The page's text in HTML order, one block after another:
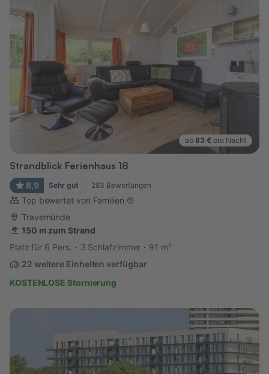
ab 83 € pro Nacht
Strandblick Ferienhaus 18
8,9 Sehr gut 283 Bewertungen
Top bewertet von Familien
Travemünde
150 m zum Strand
Platz für 6 Pers.
3 Schlafzimmer
91 m²
22 weitere Einheiten verfügbar
KOSTENLOSE Stornierung